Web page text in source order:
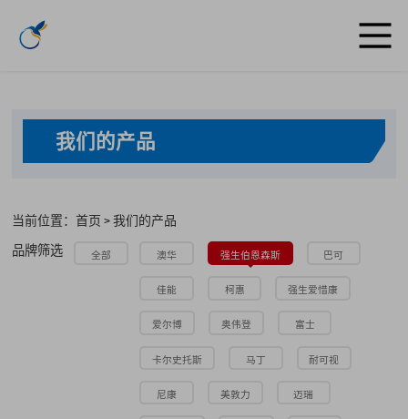
我们的产品
当前位置：首页 >我们的产品
品牌筛选 全部 澳华 强生伯恩森斯 巴可
佳能 柯惠 强生爱惜康
爱尔博 奥伟登 富士
卡尔史托斯 马丁 耐可视
尼康 美敦力 迈瑞